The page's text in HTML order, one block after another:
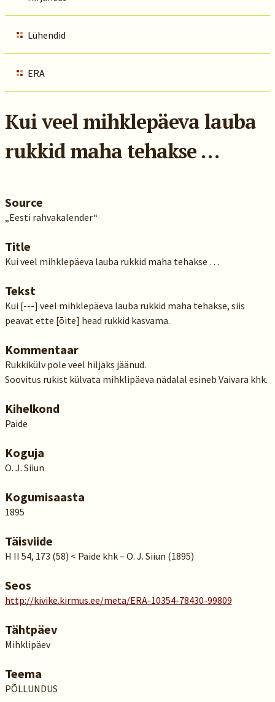
Lühendid
ERA
Kui veel mihklepäeva lauba
rukkid maha tehakse …
Source
„Eesti rahvakalender“
Title
Kui veel mihklepäeva lauba rukkid maha tehakse …
Tekst
Kui [---] veel mihklepäeva lauba rukkid maha tehakse, siis
peavat ette [õite] head rukkid kasvama.
Kommentaar
Rukkikülv pole veel hiljaks jäänud.
Soovitus rukist külvata mihklipäeva nädalal esineb Vaivara khk.
Kihelkond
Paide
Koguja
O. J. Siiun
Kogumisaasta
1895
Täisviide
H II 54, 173 (58) < Paide khk – O. J. Siiun (1895)
Seos
http://kivike.kirmus.ee/meta/ERA-10354-78430-99809
Tähtpäev
Mihklipäev
Teema
PÕLLUNDUS